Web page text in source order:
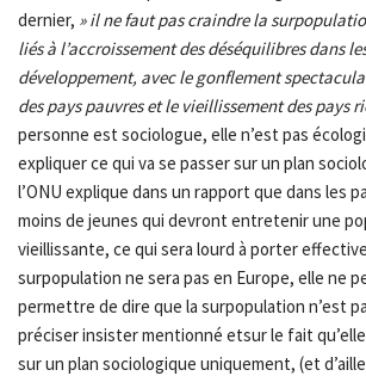
dernier, » il ne faut pas craindre la
liés à l’accroissement des déséquilibres dans
développement, avec le gonflement
des pays pauvres et le vieillissement des pays
personne est sociologue, elle n’est pas
expliquer ce qui va se passer sur un plan
l’ONU explique dans un rapport que dans les
moins de jeunes qui devront entretenir une
vieillissante, ce qui sera lourd à porter
surpopulation ne sera pas en Europe, elle ne
permettre de dire que la surpopulation n’est
préciser insister mentionné etsur le fait
sur un plan sociologique uniquement, (et